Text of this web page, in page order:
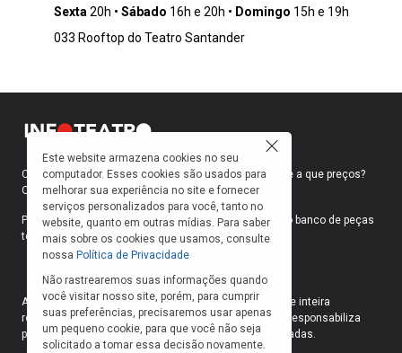
casa precisam descobrir o culpado antes que
Sexta 20h Sábado 16h e 20h Domingo 15h e 19h
033 Rooftop do Teatro Santander
Como faço para ir ao teatro? Onde compro ingressos e a que preços?
Quais peças estão em cartaz?
Para responder a essas e outras perguntas, criamos o banco de peças
teatrais do INFOTEATRO.
As informações das peças cadastradas no site são de inteira
responsabilidade das produções. O Infoteatro não se responsabiliza
pela atualização das informações das peças cadastradas.
Este website armazena cookies no seu
computador. Esses cookies são usados para
melhorar sua experiência no site e fornecer
serviços personalizados para você, tanto no
website, quanto em outras mídias. Para saber
mais sobre os cookies que usamos, consulte
nossa Política de Privacidade
Não rastrearemos suas informações quando
você visitar nosso site, porém, para cumprir
suas preferências, precisaremos usar apenas
um pequeno cookie, para que você não seja
solicitado a tomar essa decisão novamente.